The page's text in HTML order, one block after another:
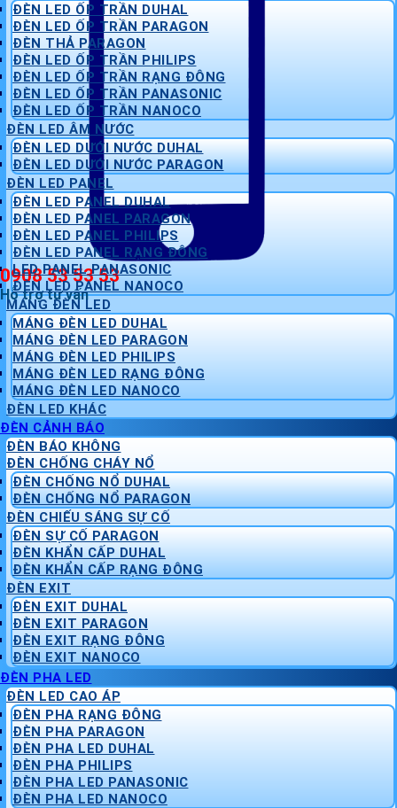
0908 53 53 53
Hỗ trợ tư vấn
ĐÈN LED ỐP TRẦN DUHAL
ĐÈN LED ỐP TRẦN PARAGON
ĐÈN THẢ PARAGON
ĐÈN LED ỐP TRẦN PHILIPS
ĐÈN LED ỐP TRẦN RẠNG ĐÔNG
ĐÈN LED ỐP TRẦN PANASONIC
ĐÈN LED ỐP TRẦN NANOCO
ĐÈN LED ÂM NƯỚC
ĐÈN LED DƯỚI NƯỚC DUHAL
ĐÈN LED DƯỚI NƯỚC PARAGON
ĐÈN LED PANEL
ĐÈN LED PANEL DUHAL
ĐÈN LED PANEL PARAGON
ĐÈN LED PANEL PHILIPS
ĐÈN LED PANEL RẠNG ĐÔNG
LED PANEL PANASONIC
ĐÈN LED PANEL NANOCO
MÁNG ĐÈN LED
MÁNG ĐÈN LED DUHAL
MÁNG ĐÈN LED PARAGON
MÁNG ĐÈN LED PHILIPS
MÁNG ĐÈN LED RẠNG ĐÔNG
MÁNG ĐÈN LED NANOCO
ĐÈN LED KHÁC
ĐÈN CẢNH BÁO
ĐÈN BÁO KHÔNG
ĐÈN CHỐNG CHÁY NỔ
ĐÈN CHỐNG NỔ DUHAL
ĐÈN CHỐNG NỔ PARAGON
ĐÈN CHIẾU SÁNG SỰ CỐ
ĐÈN SỰ CỐ PARAGON
ĐÈN KHẨN CẤP DUHAL
ĐÈN KHẨN CẤP RẠNG ĐÔNG
ĐÈN EXIT
ĐÈN EXIT DUHAL
ĐÈN EXIT PARAGON
ĐÈN EXIT RẠNG ĐÔNG
ĐÈN EXIT NANOCO
ĐÈN PHA LED
ĐÈN LED CAO ÁP
ĐÈN PHA RẠNG ĐÔNG
ĐÈN PHA PARAGON
ĐÈN PHA LED DUHAL
ĐÈN PHA PHILIPS
ĐÈN PHA LED PANASONIC
ĐÈN PHA LED NANOCO